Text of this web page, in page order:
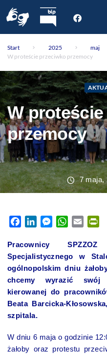
O nas
Oddziały
Poradnie
Rejestracja internetowa
Aktualności
Kontakt
Start 2025 maj
W proteście przeciwko przemocy
W
przemocy
7 maja,
FacebookLinkedInMessenger
WhatsApp
Email
Pracownicy
Specjalistycznego w
ogólnopolskim dniu
chcemy wyrazić swój
kierowanej do
Beata Barcicka-
szpitala.
W dniu 6 maja o godzinie
żałoby oraz protestu